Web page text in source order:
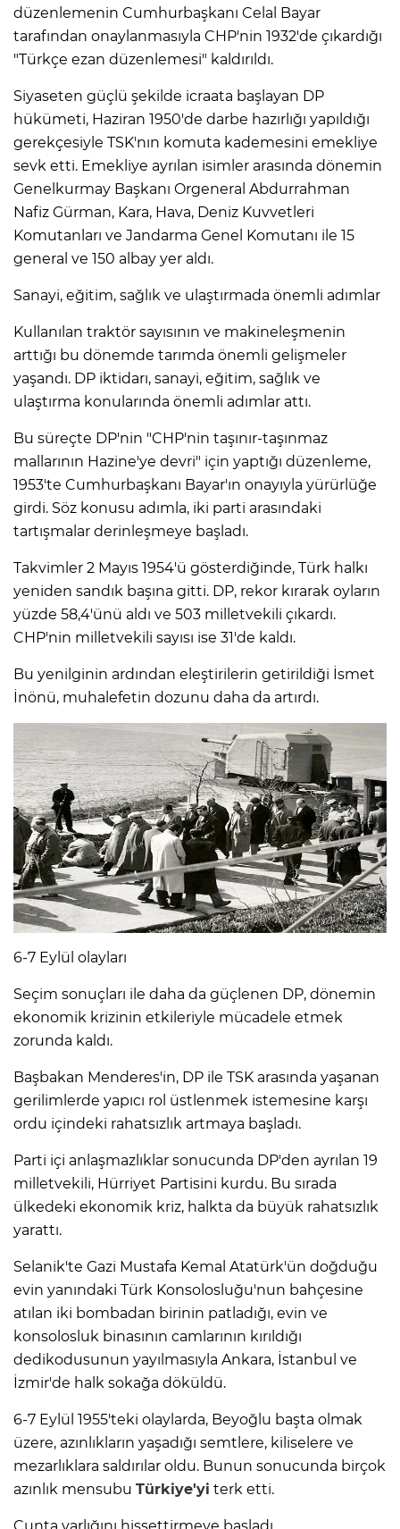
düzenlemenin Cumhurbaşkanı Celal Bayar
tarafından onaylanmasıyla CHP'nin 1932'de çıkardığı
"Türkçe ezan düzenlemesi" kaldırıldı.
Siyaseten güçlü şekilde icraata başlayan DP
hükümeti, Haziran 1950'de darbe hazırlığı yapıldığı
gerekçesiyle TSK'nın komuta kademesini emekliye
sevk etti. Emekliye ayrılan isimler arasında dönemin
Genelkurmay Başkanı Orgeneral Abdurrahman
Nafiz Gürman, Kara, Hava, Deniz Kuvvetleri
Komutanları ve Jandarma Genel Komutanı ile 15
general ve 150 albay yer aldı.
Sanayi, eğitim, sağlık ve ulaştırmada önemli adımlar
Kullanılan traktör sayısının ve makineleşmenin
arttığı bu dönemde tarımda önemli gelişmeler
yaşandı. DP iktidarı, sanayi, eğitim, sağlık ve
ulaştırma konularında önemli adımlar attı.
Bu süreçte DP'nin "CHP'nin taşınır-taşınmaz
mallarının Hazine'ye devri" için yaptığı düzenleme,
1953'te Cumhurbaşkanı Bayar'ın onayıyla yürürlüğe
girdi. Söz konusu adımla, iki parti arasındaki
tartışmalar derinleşmeye başladı.
Takvimler 2 Mayıs 1954'ü gösterdiğinde, Türk halkı
yeniden sandık başına gitti. DP, rekor kırarak oyların
yüzde 58,4'ünü aldı ve 503 milletvekili çıkardı.
CHP'nin milletvekili sayısı ise 31'de kaldı.
Bu yenilginin ardından eleştirilerin getirildiği İsmet
İnönü, muhalefetin dozunu daha da artırdı.
6-7 Eylül olayları
Seçim sonuçları ile daha da güçlenen DP, dönemin
ekonomik krizinin etkileriyle mücadele etmek
zorunda kaldı.
Başbakan Menderes'in, DP ile TSK arasında yaşanan
gerilimlerde yapıcı rol üstlenmek istemesine karşı
ordu içindeki rahatsızlık artmaya başladı.
Parti içi anlaşmazlıklar sonucunda DP'den ayrılan 19
milletvekili, Hürriyet Partisini kurdu. Bu sırada
ülkedeki ekonomik kriz, halkta da büyük rahatsızlık
yarattı.
Selanik'te Gazi Mustafa Kemal Atatürk'ün doğduğu
evin yanındaki Türk Konsolosluğu'nun bahçesine
atılan iki bombadan birinin patladığı, evin ve
konsolosluk binasının camlarının kırıldığı
dedikodusunun yayılmasıyla Ankara, İstanbul ve
İzmir'de halk sokağa döküldü.
6-7 Eylül 1955'teki olaylarda, Beyoğlu başta olmak
üzere, azınlıkların yaşadığı semtlere, kiliselere ve
mezarlıklara saldırılar oldu. Bunun sonucunda birçok
azınlık mensubu Türkiye'yi terk etti.